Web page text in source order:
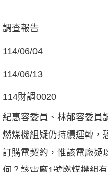
調查報告
114/06/04
114/06/13
114財調0020
紀惠容委員、林郁容委員
燃煤機組疑仍持續運轉，
訂購電契約，惟該電廠疑